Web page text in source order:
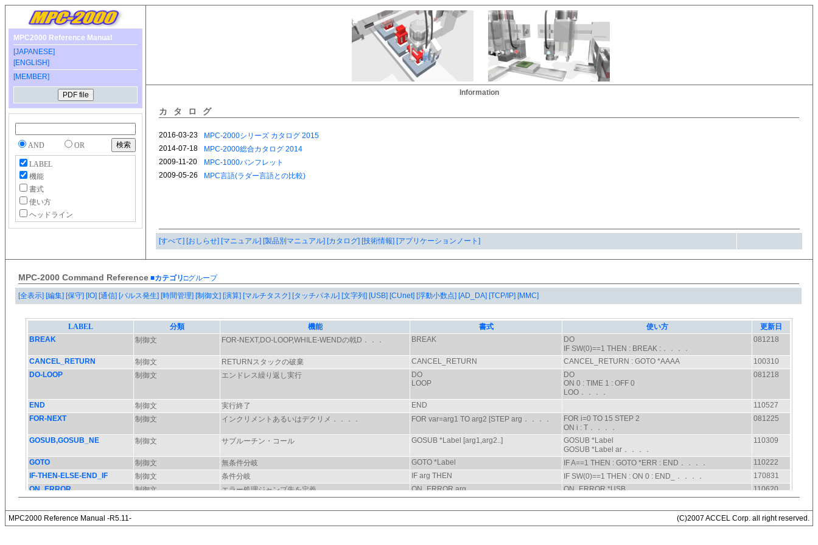
MPC2000 Reference Manual
[JAPANESE]
[ENGLISH]
[MEMBER]
AND OR
LABEL
機能
書式
使い方
ヘッドライン
Information
カタログ
[すべて] [おしらせ] [マニュアル] [製品別マニュアル] [カタログ] [技術情報] [アプリケーションノート]
MPC-2000 Command Reference ■カテゴリ□グループ
[全表示] [編集] [保守] [IO] [通信] [パルス発生] [時間管理] [制御文] [演算] [マルチタスク] [タッチパネル] [文字列] [USB] [CUnet] [浮動小数点] [AD_DA] [TCP/IP] [MMC]
MPC2000 Reference Manual -R5.11- (C)2007 ACCEL Corp. all right reserved.